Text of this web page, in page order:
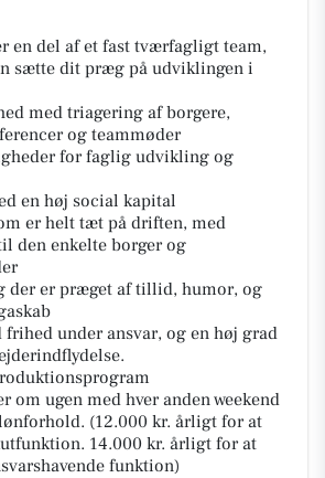
en del af et fast tværfagligt team,
sætte dit præg på udviklingen i
med triagering af borgere,
og teammøder
for faglig udvikling og
en høj social kapital
er helt tæt på driften, med
den enkelte borger og
der er præget af tillid, humor, og
frihed under ansvar, og en høj grad
om ugen med hver anden weekend
(12.000 kr. årligt for at
14.000 kr. årligt for at
funktion)